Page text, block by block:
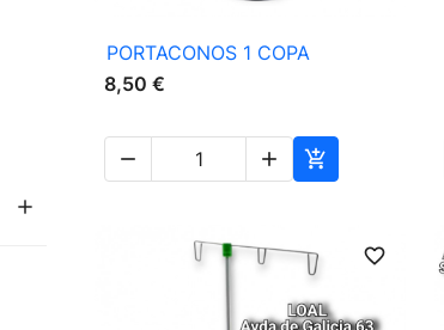
Vista rápida
PORTACONOS 1 COPA
8,50 €
  
favorite_border